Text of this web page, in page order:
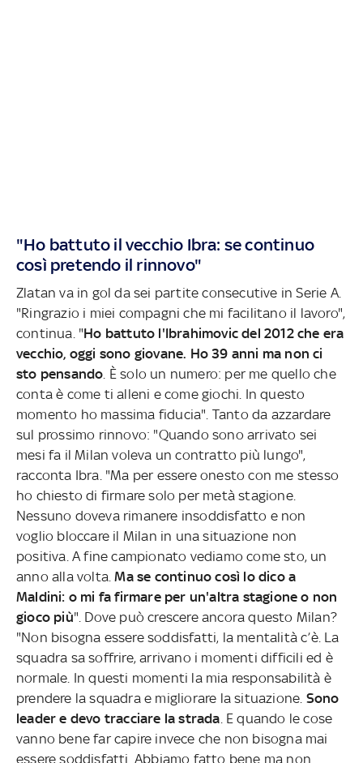
"Ho battuto il vecchio Ibra: se continuo
così pretendo il rinnovo"
Zlatan va in gol da sei partite consecutive in Serie A.
"Ringrazio i miei compagni che mi facilitano il lavoro",
continua. "Ho battuto l'Ibrahimovic del 2012 che era
vecchio, oggi sono giovane. Ho 39 anni ma non ci
sto pensando . È solo un numero: per me quello che
conta è come ti alleni e come giochi. In questo
momento ho massima fiducia". Tanto da azzardare
sul prossimo rinnovo: "Quando sono arrivato sei
mesi fa il Milan voleva un contratto più lungo",
racconta Ibra. "Ma per essere onesto con me stesso
ho chiesto di firmare solo per metà stagione.
Nessuno doveva rimanere insoddisfatto e non
voglio bloccare il Milan in una situazione non
positiva. A fine campionato vediamo come sto, un
anno alla volta.Ma se continuo così lo dico a
Maldini: o mi fa firmare per un'altra stagione o non
gioco più". Dove può crescere ancora questo Milan?
"Non bisogna essere soddisfatti, la mentalità c’è. La
squadra sa soffrire, arrivano i momenti difficili ed è
normale. In questi momenti la mia responsabilità è
prendere la squadra e migliorare la situazione. Sono
leader e devo tracciare la strada . E quando le cose
vanno bene far capire invece che non bisogna mai
essere soddisfatti. Abbiamo fatto bene ma non